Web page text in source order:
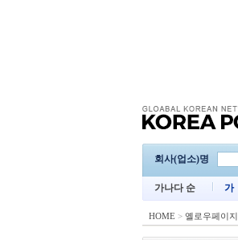
회사(업소)명
가나다 순 가
HOME > 옐로우페이지